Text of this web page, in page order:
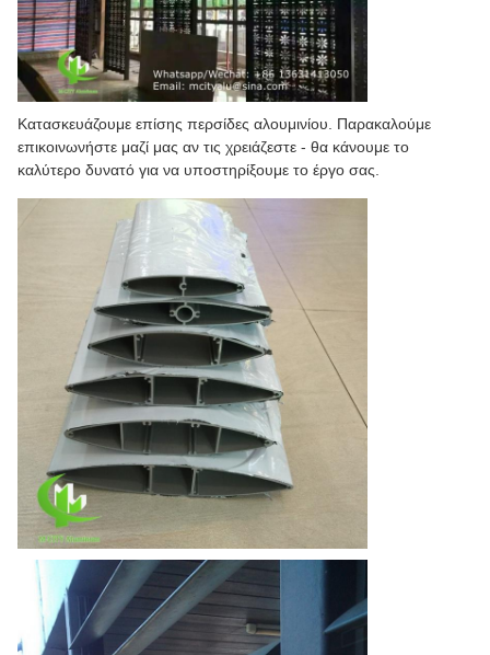
Κατασκευάζουμε επίσης περσίδες αλουμινίου. Παρακαλούμε
επικοινωνήστε μαζί μας αν τις χρειάζεστε - θα κάνουμε το
καλύτερο δυνατό για να υποστηρίξουμε το έργο σας.